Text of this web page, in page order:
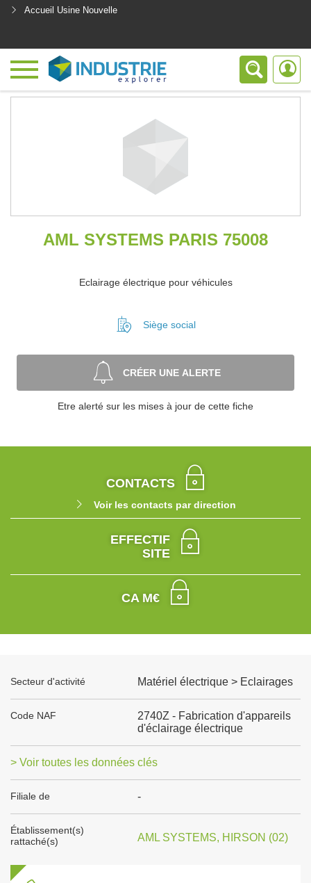
Accueil Usine Nouvelle
AML SYSTEMS PARIS 75008
Eclairage électrique pour véhicules
Siège social
CRÉER UNE ALERTE
Etre alerté sur les mises à jour de cette fiche
CONTACTS
Voir les contacts par direction
EFFECTIF
SITE
CA M€
Secteur d'activité Matériel électrique > Eclairages
Code NAF
2740Z - Fabrication d'appareils
d'éclairage électrique
> Voir toutes les données clés
Filiale de -
Établissement(s)
rattaché(s)
AML SYSTEMS, HIRSON (02)